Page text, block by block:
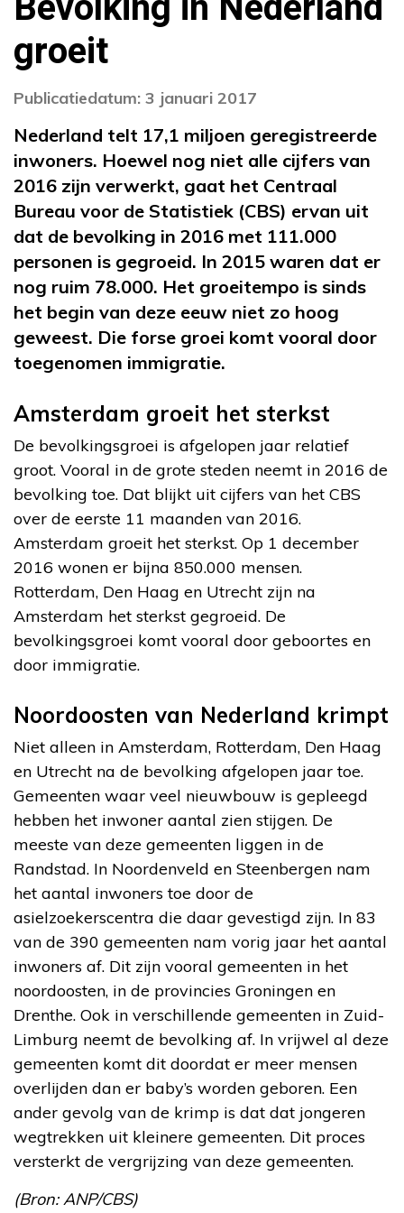
groeit
Publicatiedatum: 3 januari 2017
Nederland telt 17,1 miljoen geregistreerde
inwoners. Hoewel nog niet alle cijfers van
2016 zijn verwerkt, gaat het Centraal
Bureau voor de Statistiek (CBS) ervan uit
dat de bevolking in 2016 met 111.000
personen is gegroeid. In 2015 waren dat er
nog ruim 78.000. Het groeitempo is sinds
het begin van deze eeuw niet zo hoog
geweest. Die forse groei komt vooral door
toegenomen immigratie.
Amsterdam groeit het sterkst
De bevolkingsgroei is afgelopen jaar relatief
groot. Vooral in de grote steden neemt in 2016 de
bevolking toe. Dat blijkt uit cijfers van het CBS
over de eerste 11 maanden van 2016.
Amsterdam groeit het sterkst. Op 1 december
2016 wonen er bijna 850.000 mensen.
Rotterdam, Den Haag en Utrecht zijn na
Amsterdam het sterkst gegroeid. De
bevolkingsgroei komt vooral door geboortes en
door immigratie.
Noordoosten van Nederland krimpt
Niet alleen in Amsterdam, Rotterdam, Den Haag
en Utrecht na de bevolking afgelopen jaar toe.
Gemeenten waar veel nieuwbouw is gepleegd
hebben het inwoner aantal zien stijgen. De
meeste van deze gemeenten liggen in de
Randstad. In Noordenveld en Steenbergen nam
het aantal inwoners toe door de
asielzoekerscentra die daar gevestigd zijn. In 83
van de 390 gemeenten nam vorig jaar het aantal
inwoners af. Dit zijn vooral gemeenten in het
noordoosten, in de provincies Groningen en
Drenthe. Ook in verschillende gemeenten in Zuid-
Limburg neemt de bevolking af. In vrijwel al deze
gemeenten komt dit doordat er meer mensen
overlijden dan er baby’s worden geboren. Een
ander gevolg van de krimp is dat dat jongeren
wegtrekken uit kleinere gemeenten. Dit proces
versterkt de vergrijzing van deze gemeenten.
(Bron: ANP/CBS)